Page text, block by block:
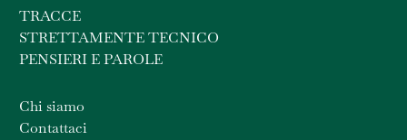
TRACCE
STRETTAMENTE TECNICO
PENSIERI E PAROLE
Chi siamo
Contattaci